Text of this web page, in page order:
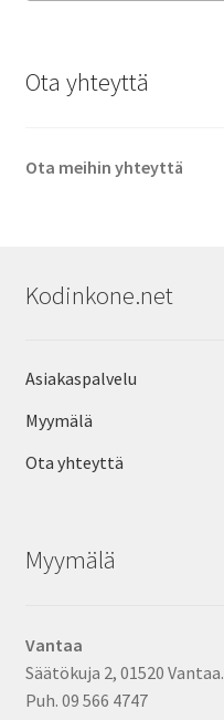
Ota yhteyttä
Ota meihin yhteyttä
Kodinkone.net
Asiakaspalvelu
Myymälä
Ota yhteyttä
Myymälä
Vantaa
Säätökuja 2, 01520 Vantaa.
Puh. 09 566 4747